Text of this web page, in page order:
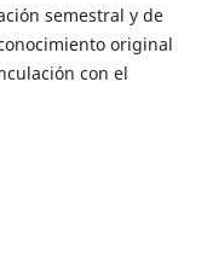
semestral y de
original
con el